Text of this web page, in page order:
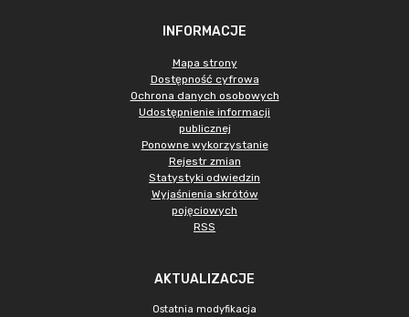
INFORMACJE
Mapa strony
Dostępność cyfrowa
Ochrona danych osobowych
Udostępnienie informacji
publicznej
Ponowne wykorzystanie
Rejestr zmian
Statystyki odwiedzin
Wyjaśnienia skrótów
pojęciowych
RSS
AKTUALIZACJE
Ostatnia modyfikacja